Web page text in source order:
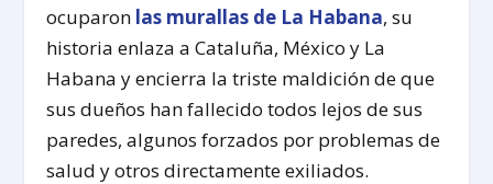
ocuparon las murallas de La Habana, su
historia enlaza a Cataluña, México y La
Habana y encierra la triste maldición de que
sus dueños han fallecido todos lejos de sus
paredes, algunos forzados por problemas de
salud y otros directamente exiliados.